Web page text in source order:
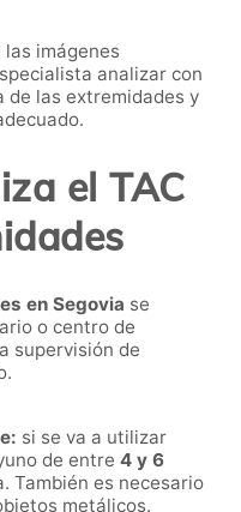
imágenes
analizar con
las extremidades y
el TAC
en Segovia se
o centro de
supervisión de
si se va a utilizar
de entre 4 y 6
También es necesario
metálicos.